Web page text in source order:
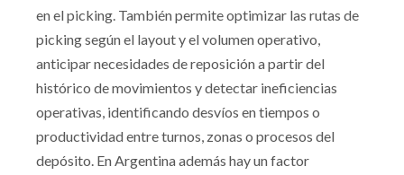
en el picking. También permite optimizar las rutas de
picking según el layout y el volumen operativo,
anticipar necesidades de reposición a partir del
histórico de movimientos y detectar ineficiencias
operativas, identificando desvíos en tiempos o
productividad entre turnos, zonas o procesos del
depósito. En Argentina además hay un factor